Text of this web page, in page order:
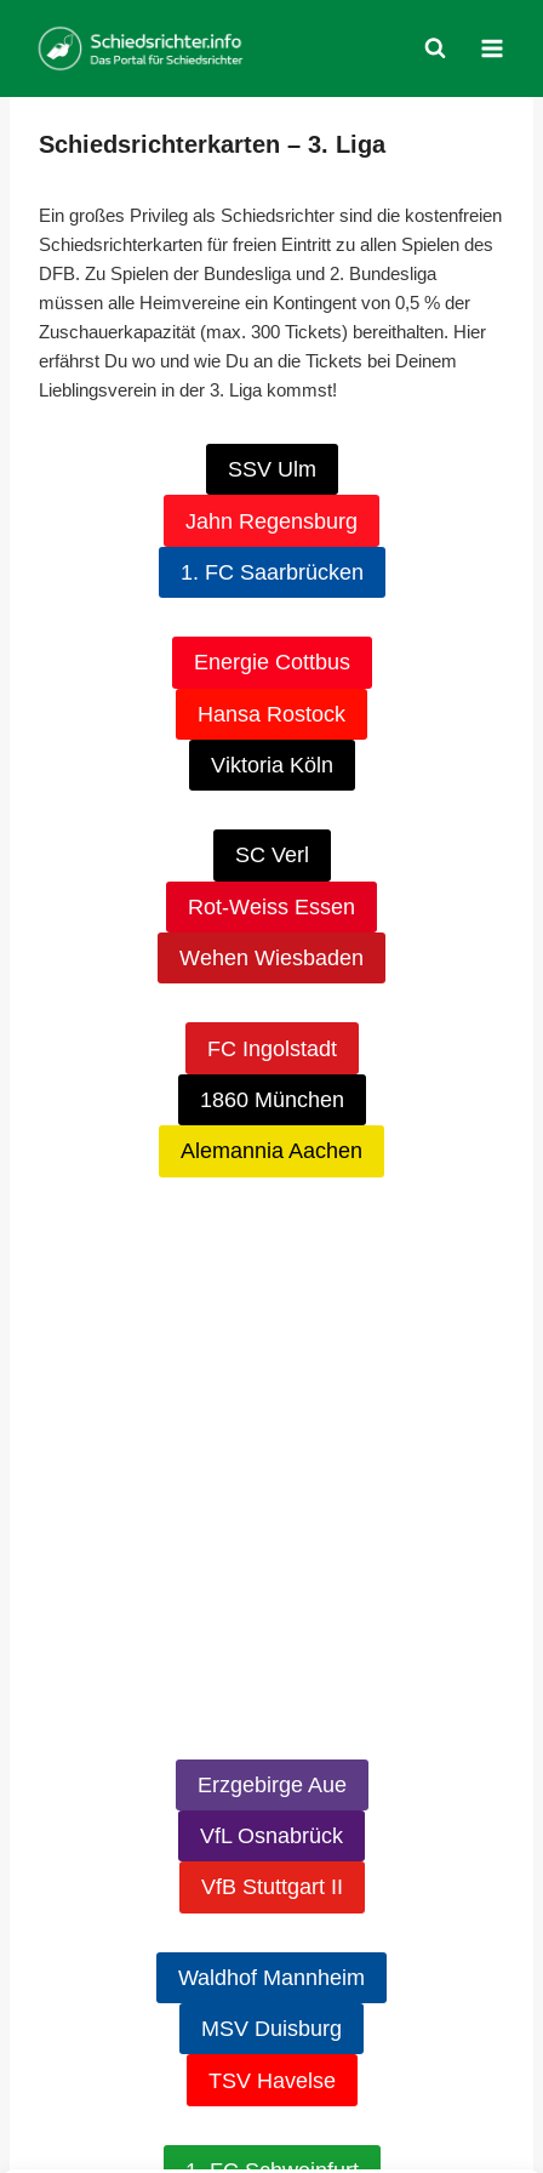
Inhalt
springen
Schiedsrichterkarten – 3. Liga
Ein großes Privileg als Schiedsrichter sind die kostenfreien
Schiedsrichterkarten für freien Eintritt zu allen Spielen des
DFB. Zu Spielen der Bundesliga und 2. Bundesliga
müssen alle Heimvereine ein Kontingent von 0,5 % der
Zuschauerkapazität (max. 300 Tickets) bereithalten. Hier
erfährst Du wo und wie Du an die Tickets bei Deinem
Lieblingsverein in der 3. Liga kommst!
SSV Ulm
Jahn Regensburg
1. FC Saarbrücken
Energie Cottbus
Hansa Rostock
Viktoria Köln
SC Verl
Rot-Weiss Essen
Wehen Wiesbaden
FC Ingolstadt
1860 München
Alemannia Aachen
Erzgebirge Aue
VfL Osnabrück
VfB Stuttgart II
Waldhof Mannheim
MSV Duisburg
TSV Havelse